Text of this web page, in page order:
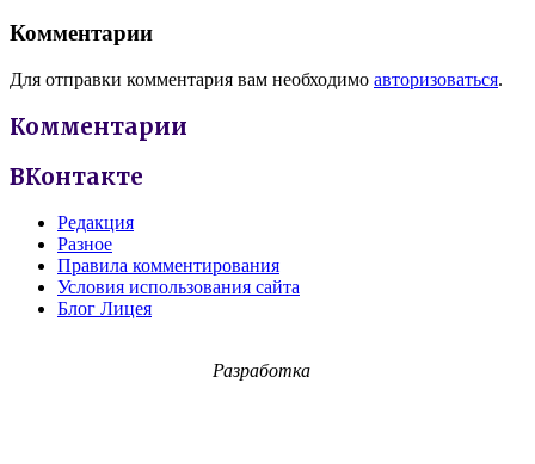
Комментарии
Для отправки комментария вам необходимо авторизоваться.
Комментарии
ВКонтакте
Редакция
Разное
Правила комментирования
Условия использования сайта
Блог Лицея
Разработка